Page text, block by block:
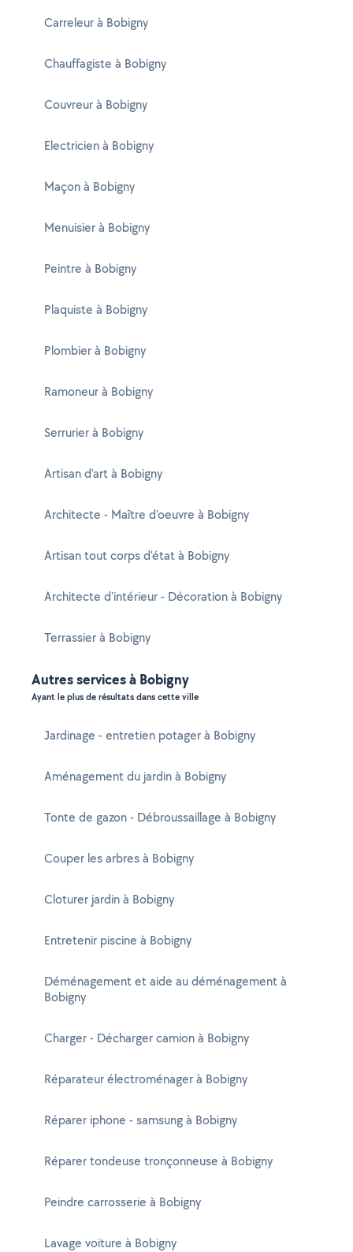
Carreleur à Bobigny
Chauffagiste à Bobigny
Couvreur à Bobigny
Electricien à Bobigny
Maçon à Bobigny
Menuisier à Bobigny
Peintre à Bobigny
Plaquiste à Bobigny
Plombier à Bobigny
Ramoneur à Bobigny
Serrurier à Bobigny
Artisan d'art à Bobigny
Architecte - Maître d'oeuvre à Bobigny
Artisan tout corps d'état à Bobigny
Architecte d'intérieur - Décoration à Bobigny
Terrassier à Bobigny
Autres services à Bobigny
Ayant le plus de résultats dans cette ville
Jardinage - entretien potager à Bobigny
Aménagement du jardin à Bobigny
Tonte de gazon - Débroussaillage à Bobigny
Couper les arbres à Bobigny
Cloturer jardin à Bobigny
Entretenir piscine à Bobigny
Déménagement et aide au déménagement à
Bobigny
Charger - Décharger camion à Bobigny
Réparateur électroménager à Bobigny
Réparer iphone - samsung à Bobigny
Réparer tondeuse tronçonneuse à Bobigny
Peindre carrosserie à Bobigny
Lavage voiture à Bobigny